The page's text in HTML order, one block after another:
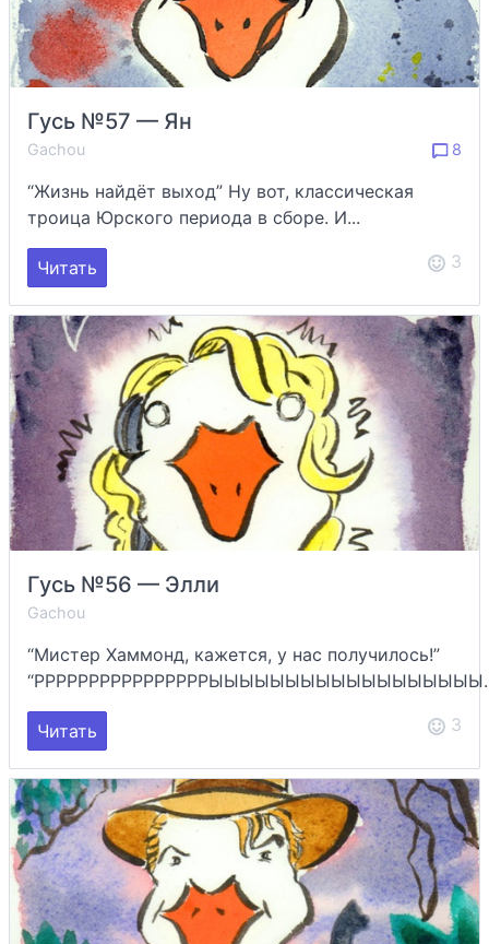
Гусь №57 — Ян
Gachou 8
“Жизнь найдёт выход” Ну вот, классическая
троица Юрского периода в сборе. И...
Читать 3
Гусь №56 — Элли
Gachou
“Мистер Хаммонд, кажется, у нас получилось!”
Читать 3